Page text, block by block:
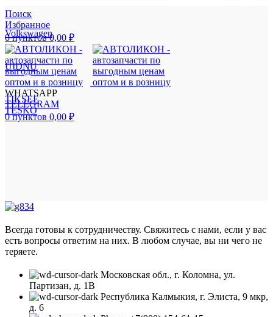
Поиск
Избранное
0пунктов 0,00 ₽
WHATSAPP
TELEGRAM
0пунктов 0,00 ₽
Volkswagen
UIDNU
TIKSEE
TESKO
Всегда готовы к сотрудничеству. Свяжитесь с нами, если у вас
есть вопросы ответим на них. В любом случае, вы ни чего не
теряете.
Московская обл., г. Коломна, ул.
Партизан, д. 1В
Республика Калмыкия, г. Элиста, 9 мкр,
д. 6